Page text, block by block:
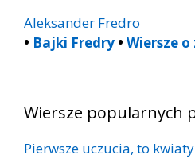
Aleksander Fredro
• Bajki Fredry • Wiersze
Wiersze popularnych
Pierwsze uczucia, to